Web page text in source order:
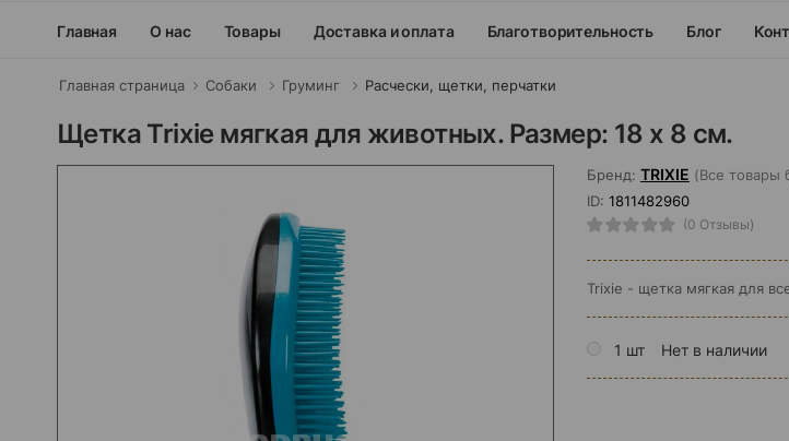
Главная О нас Товары Доставка и оплата Благотворительность Блог
Главная страница Собаки Груминг Расчески, щетки, перчатки
Щетка Trixie мягкая для животных. Размер: 18 х 8 см.
Бренд: TRIXIE (Все товары
ID: 1811482960
(0 Отзывы)
Trixie - щетка мягкая для
1 шт Нет в наличии